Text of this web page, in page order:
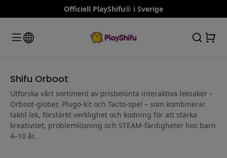
Officiell PlayShifu® i Sverige
Shifu Orboot
Utforska vårt sortiment av prisbelönta interaktiva leksaker –
Orboot-glober, Plugo-kit och Tacto-spel – som kombinerar
taktil lek, förstärkt verklighet och kodning för att stärka
kreativitet, problemlösning och STEAM-färdigheter hos barn
4–10 år.